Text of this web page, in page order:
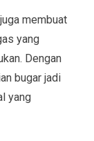
membuat
yang
Dengan
bugar jadi
yang